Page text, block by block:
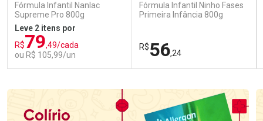
Fórmula Infantil Nanlac
Supreme Pro 800g
Leve 2 itens por
R$79,49/cada
ou R$ 105,99/un
Fórmula Infantil Ninho Fases
Primeira Infância 800g
R$56,24
Laboratório
Por Menos